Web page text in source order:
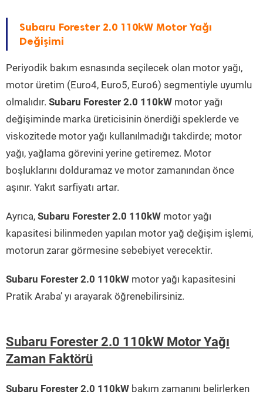
Subaru Forester 2.0 110kW Motor Yağı
Değişimi
Periyodik bakım esnasında seçilecek olan motor yağı,
motor üretim (Euro4, Euro5, Euro6) segmentiyle uyumlu
olmalıdır. Subaru Forester 2.0 110kW motor yağı
değişiminde marka üreticisinin önerdiği speklerde ve
viskozitede motor yağı kullanılmadığı takdirde; motor
yağı, yağlama görevini yerine getiremez. Motor
boşluklarını dolduramaz ve motor zamanından önce
aşınır. Yakıt sarfiyatı artar.
Ayrıca, Subaru Forester 2.0 110kW motor yağı
kapasitesi bilinmeden yapılan motor yağ değişim işlemi,
motorun zarar görmesine sebebiyet verecektir.
Subaru Forester 2.0 110kW motor yağı kapasitesini
Pratik Araba’ yı arayarak öğrenebilirsiniz.
Subaru Forester 2.0 110kW Motor Yağı
Zaman Faktörü
Subaru Forester 2.0 110kW bakım zamanını belirlerken